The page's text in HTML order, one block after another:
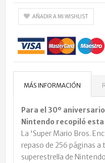
AÑADIR A MI WISHLIST
MÁS INFORMACIÓN
Para el 30º
Nintendo recopiló
La 'Super Mario Bros.
repaso de 256 páginas a
superestrella de